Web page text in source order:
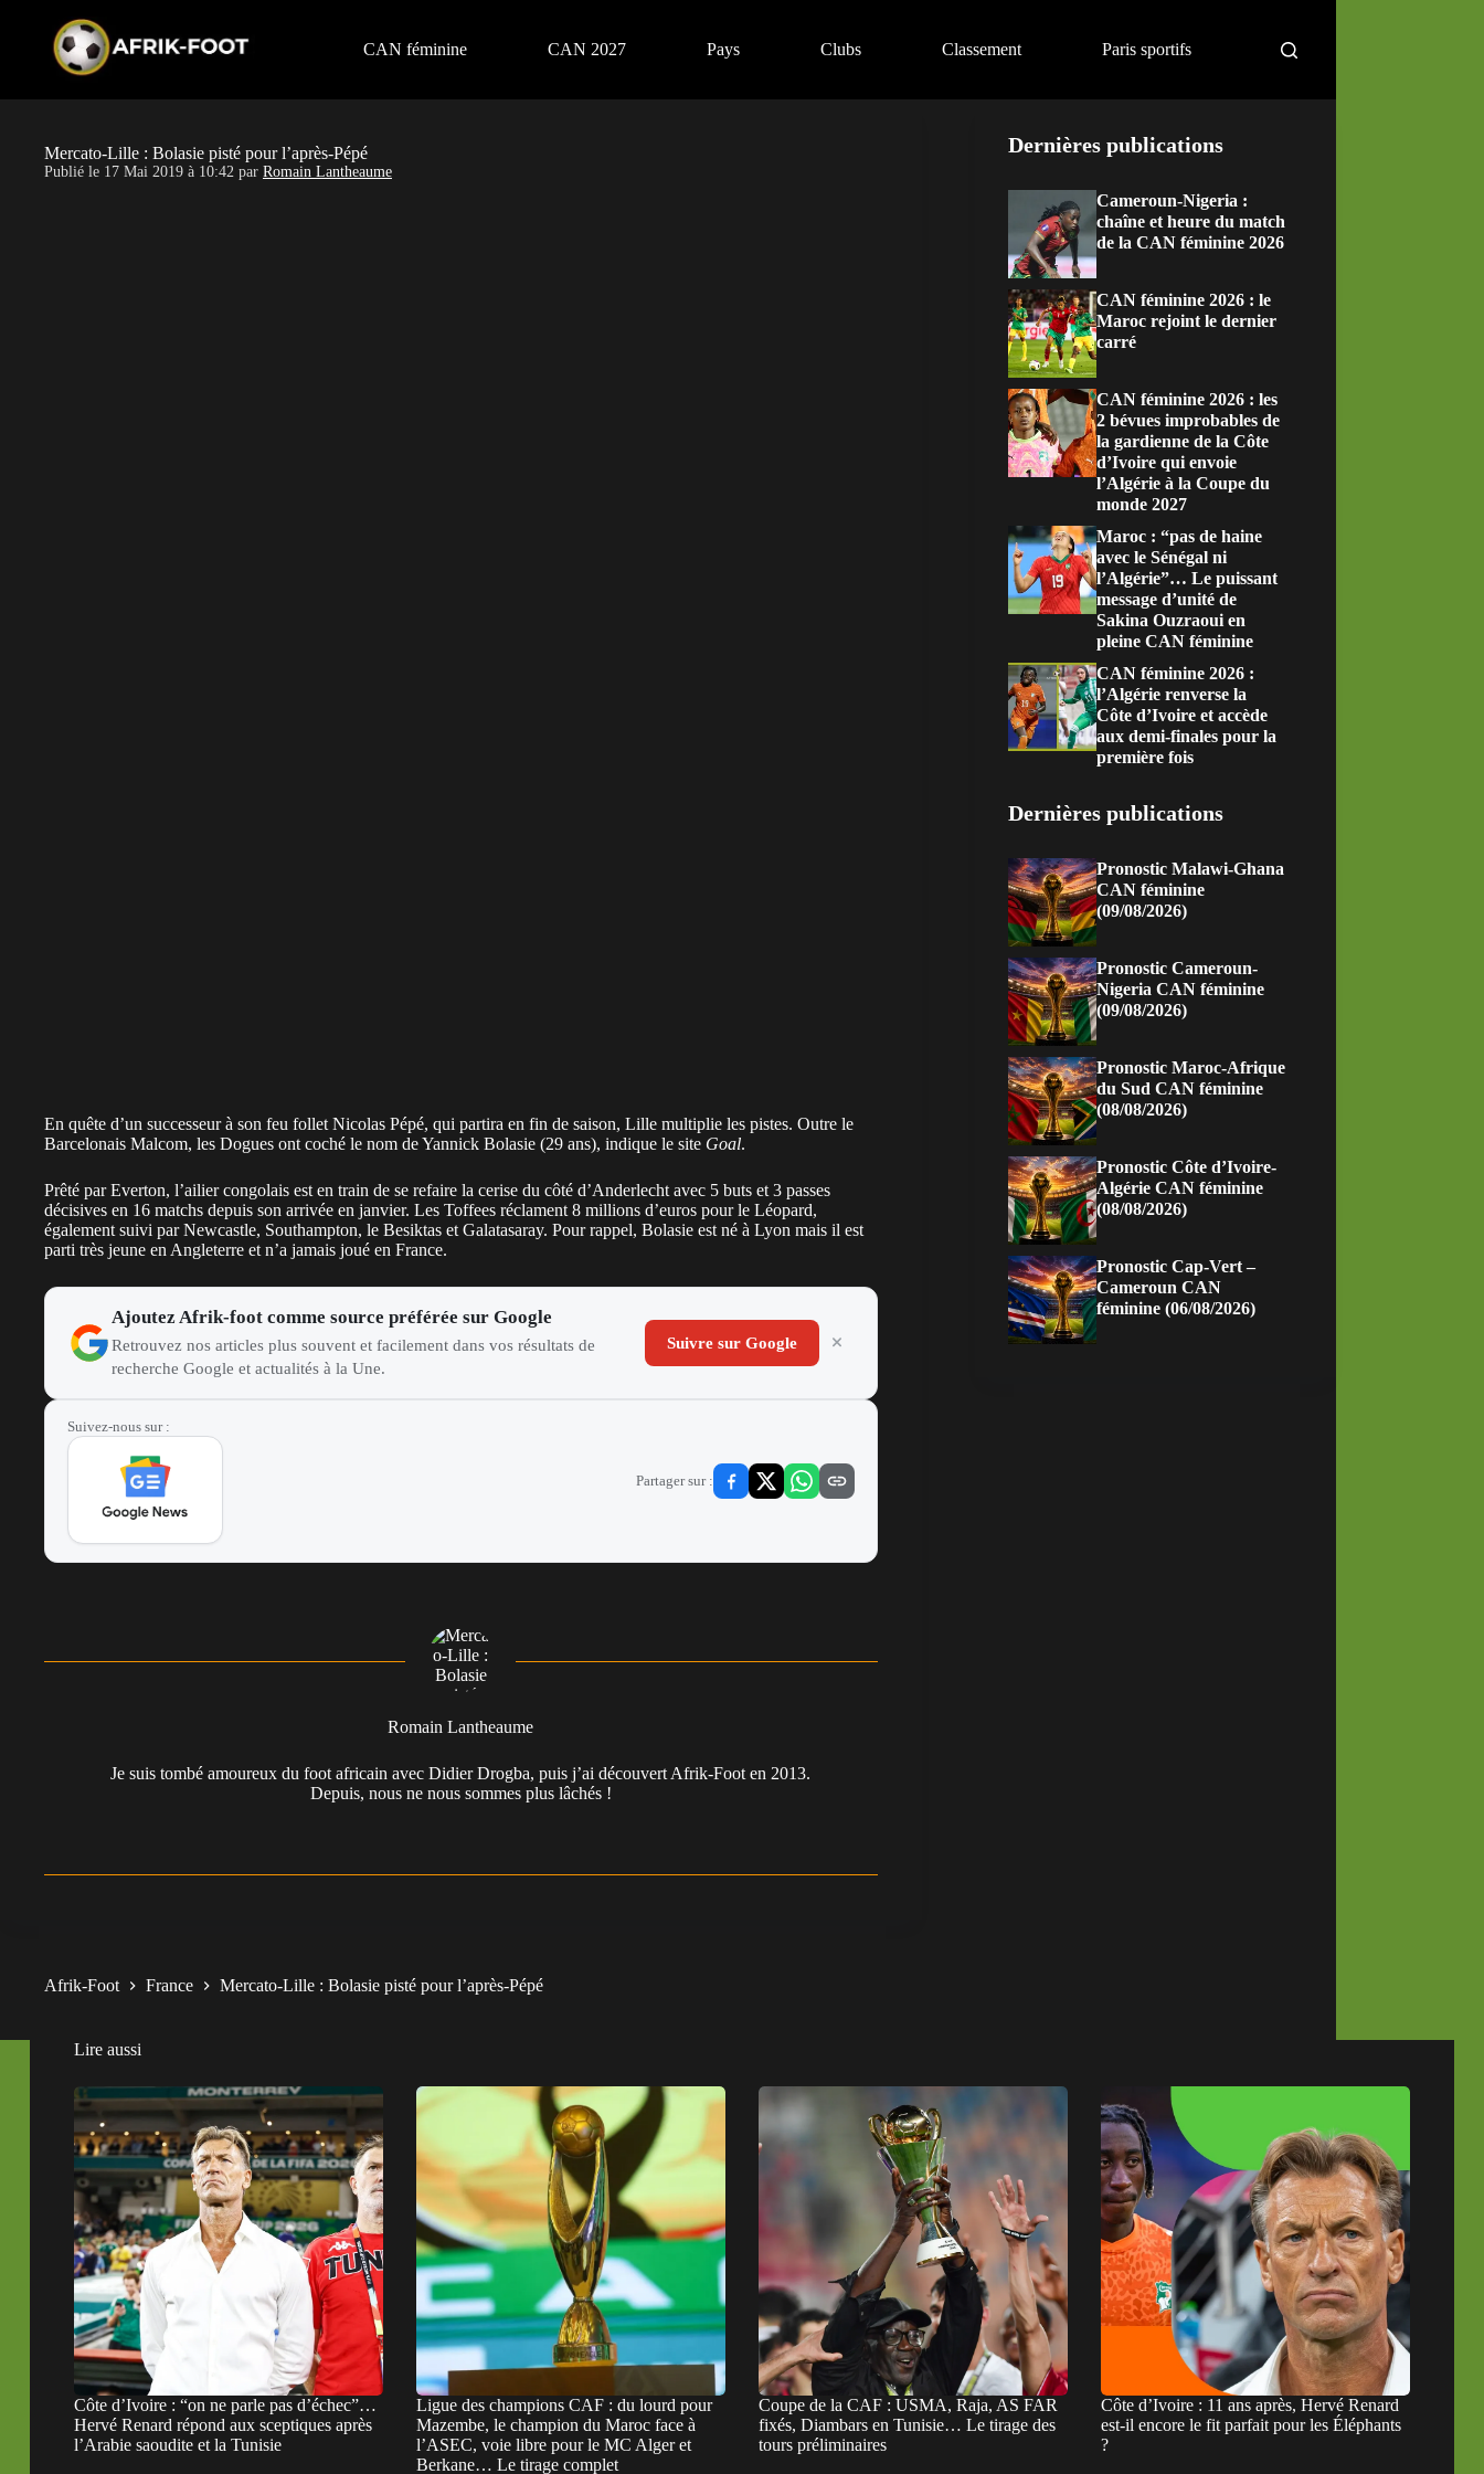
CAN féminine CAN 2027 Pays Clubs Classement Paris sportifs
Mercato-Lille : Bolasie pisté pour l’après-Pépé
Publié le 17 Mai 2019 à 10:42 par Romain Lantheaume
En quête d’un successeur à son feu follet Nicolas Pépé, qui partira en fin de saison, Lille multiplie les pistes. Outre le
Barcelonais Malcom, les Dogues ont coché le nom de Yannick Bolasie (29 ans), indique le site Goal.
Prêté par Everton, l’ailier congolais est en train de se refaire la cerise du côté d’Anderlecht avec 5 buts et 3 passes
décisives en 16 matchs depuis son arrivée en janvier. Les Toffees réclament 8 millions d’euros pour le Léopard,
également suivi par Newcastle, Southampton, le Besiktas et Galatasaray. Pour rappel, Bolasie est né à Lyon mais il est
parti très jeune en Angleterre et n’a jamais joué en France.
Ajoutez Afrik-foot comme source préférée sur Google
Retrouvez nos articles plus souvent et facilement dans vos résultats de
recherche Google et actualités à la Une.
Suivre sur Google
Suivez-nous sur :
Partager sur :
Romain Lantheaume
Je suis tombé amoureux du foot africain avec Didier Drogba, puis j’ai découvert Afrik-Foot en 2013.
Depuis, nous ne nous sommes plus lâchés !
Dernières publications
Cameroun-Nigeria :
chaîne et heure du match
de la CAN féminine 2026
CAN féminine 2026 : le
Maroc rejoint le dernier
carré
CAN féminine 2026 : les
2 bévues improbables de
la gardienne de la Côte
d’Ivoire qui envoie
l’Algérie à la Coupe du
monde 2027
Maroc : “pas de haine
avec le Sénégal ni
l’Algérie”… Le puissant
message d’unité de
Sakina Ouzraoui en
pleine CAN féminine
CAN féminine 2026 :
l’Algérie renverse la
Côte d’Ivoire et accède
aux demi-finales pour la
première fois
Dernières publications
Pronostic Malawi-Ghana
CAN féminine
(09/08/2026)
Pronostic Cameroun-
Nigeria CAN féminine
(09/08/2026)
Pronostic Maroc-Afrique
du Sud CAN féminine
(08/08/2026)
Pronostic Côte d’Ivoire-
Algérie CAN féminine
(08/08/2026)
Pronostic Cap-Vert –
Cameroun CAN
féminine (06/08/2026)
Afrik-Foot France Mercato-Lille : Bolasie pisté pour l’après-Pépé
Lire aussi
Côte d’Ivoire : “on ne parle pas d’échec”…
Hervé Renard répond aux sceptiques après
l’Arabie saoudite et la Tunisie
Ligue des champions CAF : du lourd pour
Mazembe, le champion du Maroc face à
l’ASEC, voie libre pour le MC Alger et
Berkane… Le tirage complet
Coupe de la CAF : USMA, Raja, AS FAR
fixés, Diambars en Tunisie… Le tirage des
tours préliminaires
Côte d’Ivoire : 11 ans après, Hervé Renard
est-il encore le fit parfait pour les Éléphants
?